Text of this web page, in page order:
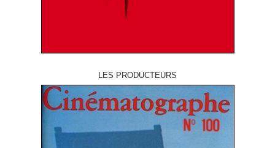
LES PRODUCTEURS